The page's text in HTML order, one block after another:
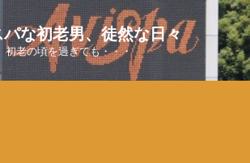
パな初老男、徒然な日々
初老の頃を過ぎても・・・